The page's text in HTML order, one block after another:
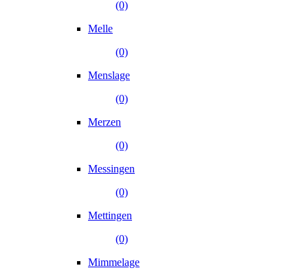
(0)
Melle
(0)
Menslage
(0)
Merzen
(0)
Messingen
(0)
Mettingen
(0)
Mimmelage